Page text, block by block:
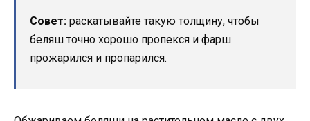
Совет: раскатывайте такую толщину, чтобы
беляш точно хорошо пропекся и фарш
прожарился и пропарился.